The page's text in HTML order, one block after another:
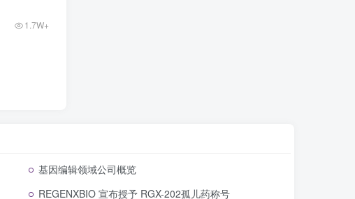
1.7W+
基因编辑领域公司概览
REGENXBIO 宣布授予 RGX-202孤儿药称号